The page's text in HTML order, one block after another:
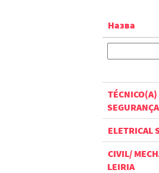
Назва
ELETRICAL
CIVIL/
LEIRIA